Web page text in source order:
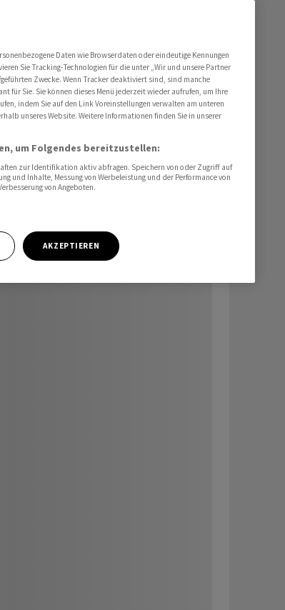
Daten wie Browserdaten oder eindeutige Kennungen
Sie Tracking-Technologien für die unter „Wir und unsere Partner
Zwecke. Wenn Tracker deaktiviert sind, sind manche
für Sie. Sie können dieses Menü jederzeit wieder aufrufen, um Ihre
indem Sie auf den Link Voreinstellungen verwalten am unteren
unseres Website. Weitere Informationen finden Sie in unserer
um Folgendes bereitzustellen:
zur Identifikation aktiv abfragen. Speichern von oder Zugriff auf
und Inhalte, Messung von Werbeleistung und der Performance von
von Angeboten.
AKZEPTIEREN